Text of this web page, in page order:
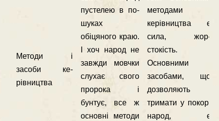
Методи і
засоби ке­
рівництва
пустелею в по­
шуках
обіцяного краю.
І хоч народ не
завжди мовчки
слухає свого
про­рока і
бунтує, все ж
основні методи
методами
керівни­цтва є
сила, жор­
стокість.
Основни­ми
засобами, що
дозволяють
трима­ти у покорі
народ, є